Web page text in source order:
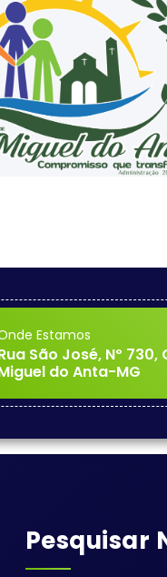
Estamos
São José, Nº 730,
do Anta-MG
Pesquisar